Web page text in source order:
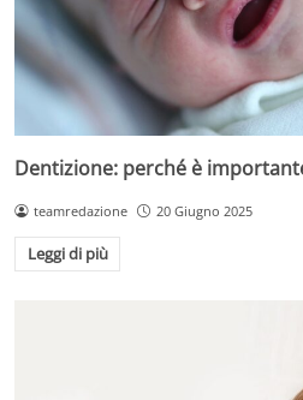
Dentizione: perché è
teamredazione 20 Giugno 2025
Leggi di più